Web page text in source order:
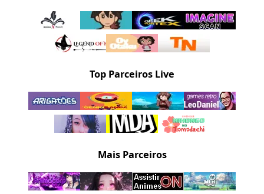
Top Parceiros Live
Mais Parceiros